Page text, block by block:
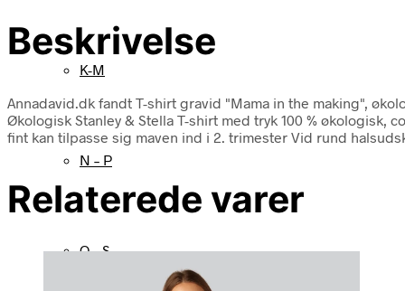
K-M
N – P
Q – S
Beskrivelse
Annadavid.dk fandt T-shirt gravid "Mama in the making",
Økologisk Stanley & Stella T-shirt med tryk 100 %
fint kan tilpasse sig maven ind i 2. trimester Vid rund
Relaterede varer